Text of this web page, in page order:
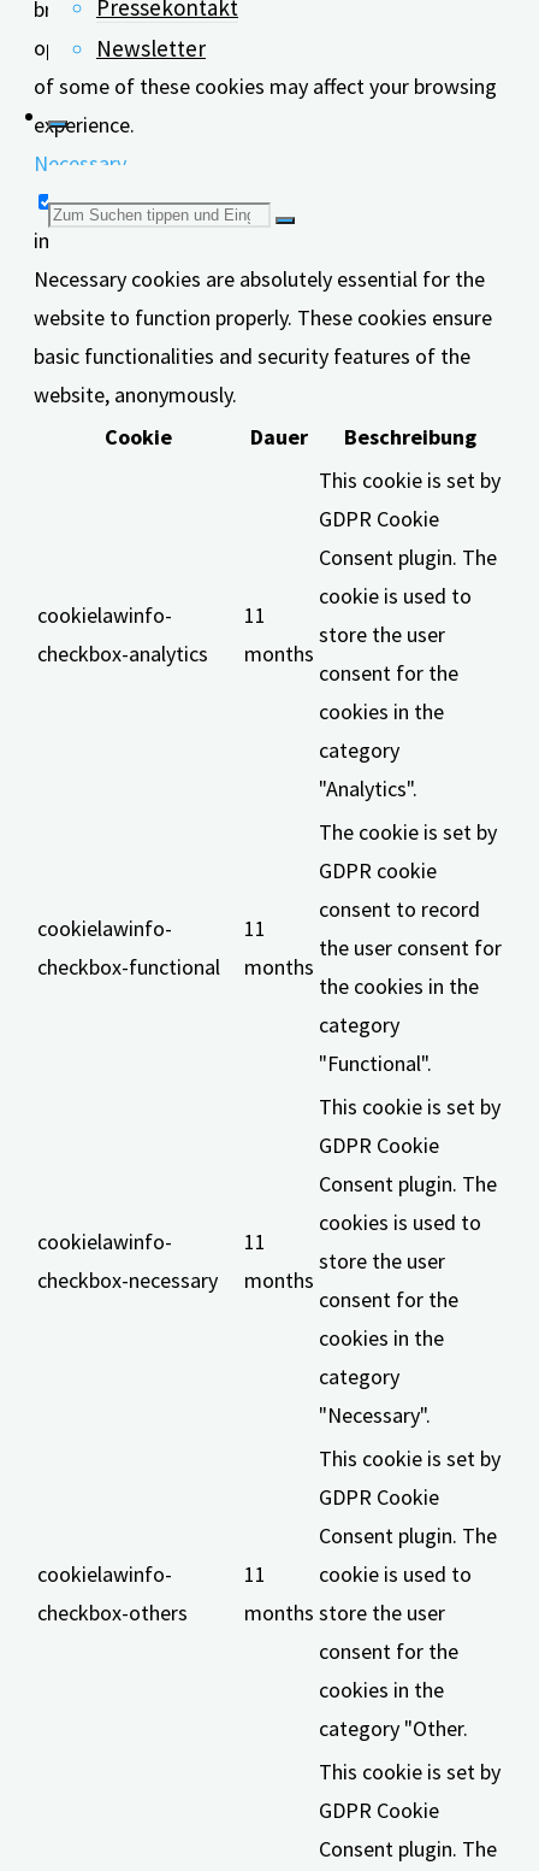
Pressekontakt
Newsletter
Suchen
nach:
browser only with your consent. You also have the
option to opt-out of these cookies. But opting out
of some of these cookies may affect your browsing
experience.
Necessary
Necessary
immer aktiv
Necessary cookies are absolutely essential for the
website to function properly. These cookies ensure
basic functionalities and security features of the
website, anonymously.
Cookie
Dauer Beschreibung
cookielawinfo-
checkbox-analytics
11
months
This cookie is set by
GDPR Cookie
Consent plugin. The
cookie is used to
store the user
consent for the
cookies in the
category
"Analytics".
cookielawinfo-
checkbox-functional
11
months
The cookie is set by
GDPR cookie
consent to record
the user consent for
the cookies in the
category
"Functional".
cookielawinfo-
checkbox-necessary
11
months
This cookie is set by
GDPR Cookie
Consent plugin. The
cookies is used to
store the user
consent for the
cookies in the
category
"Necessary".
cookielawinfo-
checkbox-others
11
months
This cookie is set by
GDPR Cookie
Consent plugin. The
cookie is used to
store the user
consent for the
cookies in the
category "Other.
This cookie is set by
GDPR Cookie
Consent plugin. The